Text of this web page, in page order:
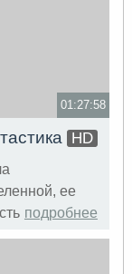
01:27:58
HD
ее
подробнее